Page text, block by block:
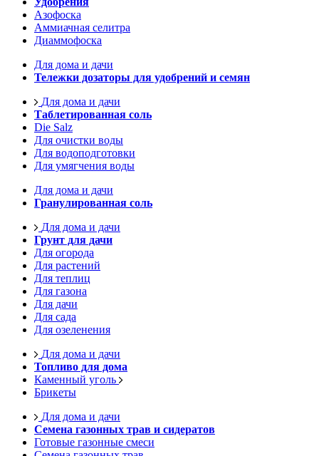
Азофоска
Аммиачная селитра
Диаммофоска
Для дома и дачи
Тележки дозаторы для удобрений и семян
Для дома и дачи
Таблетированная соль
Die Salz
Для очистки воды
Для водоподготовки
Для умягчения воды
Для дома и дачи
Гранулированная соль
Для дома и дачи
Грунт для дачи
Для огорода
Для растений
Для теплиц
Для газона
Для дачи
Для сада
Для озеленения
Для дома и дачи
Топливо для дома
Каменный уголь
Брикеты
Для дома и дачи
Семена газонных трав и сидератов
Готовые газонные смеси